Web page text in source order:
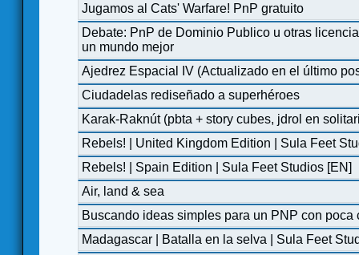
Jugamos al Cats' Warfare! PnP gratuito
Debate: PnP de Dominio Publico u otras
un mundo mejor
Ajedrez Espacial IV (Actualizado en el último
Ciudadelas rediseñado a superhéroes
Karak-Raknút (pbta + story cubes, jdrol en
Rebels! | United Kingdom Edition | Sula Feet
Rebels! | Spain Edition | Sula Feet Studios [EN]
Air, land & sea
Buscando ideas simples para un PNP con poca
Madagascar | Batalla en la selva | Sula Feet